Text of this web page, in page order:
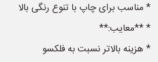
* مناسب برای چاپ با تنوع رنگی بالا
* **معایب:**
* هزینه بالاتر نسبت به فلکسو